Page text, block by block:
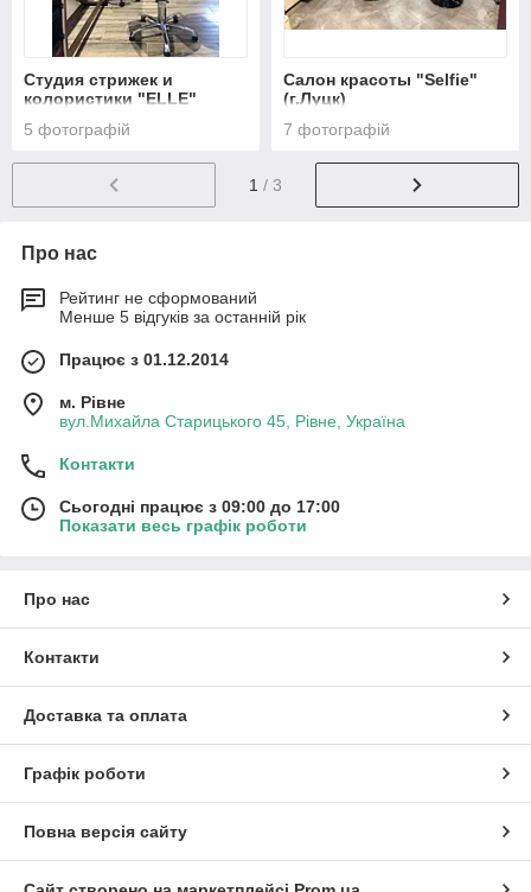
Студия стрижек и
колористики "ELLE"
5 фотографій
Салон красоты "Selfie"
(г.Луцк)
7 фотографій
1 / 3
Про нас
Рейтинг не сформований
Менше 5 відгуків за останній рік
Працює з 01.12.2014
м. Рівне
вул.Михайла Старицького 45, Рівне, Україна
Контакти
Сьогодні працює з 09:00 до 17:00
Показати весь графік роботи
Про нас
Контакти
Доставка та оплата
Графік роботи
Повна версія сайту